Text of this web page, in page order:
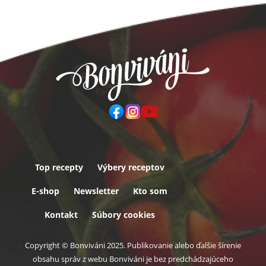
Top recepty Výbery receptov
E-shop Newsletter Kto som
Kontakt Súbory cookies
Copyright © Bonviváni 2025. Publikovanie alebo ďalšie šírenie
obsahu správ z webu Bonviváni je bez predchádzajúceho